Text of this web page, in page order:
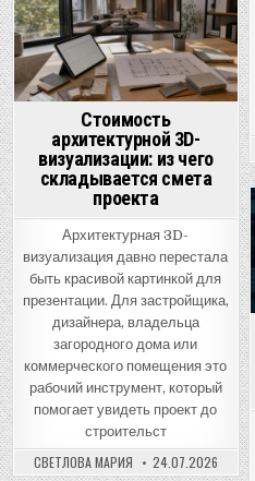
in
Стоимость
архитектурной 3D-
визуализации: из чего
складывается смета
проекта
Архитектурная 3D-
визуализация давно перестала
быть красивой картинкой для
презентации. Для застройщика,
дизайнера, владельца
загородного дома или
коммерческого помещения это
рабочий инструмент, который
помогает увидеть проект до
строительст
СВЕТЛОВА МАРИЯ 24.07.2026